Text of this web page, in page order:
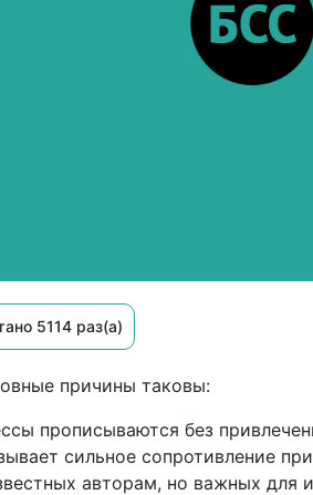
5114 раз(а)
причины таковы:
прописываются без
сильное сопротивление
авторам, но важных для